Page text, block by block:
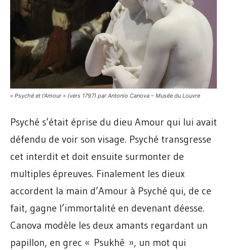
« Psyché et l’Amour » (vers 1797) par Antonio Canova – Musée du Louvre
Psyché s’était éprise du dieu Amour qui lui avait
défendu de voir son visage. Psyché transgresse
cet interdit et doit ensuite surmonter de
multiples épreuves. Finalement les dieux
accordent la main d’Amour à Psyché qui, de ce
fait, gagne l’immortalité en devenant déesse.
Canova modèle les deux amants regardant un
papillon, en grec « Psukhê », un mot qui